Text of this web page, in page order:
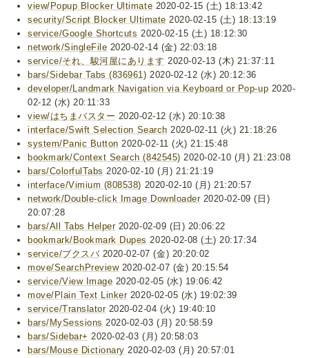
view/Popup Blocker Ultimate 2020-02-15 (土) 18:13:42
security/Script Blocker Ultimate 2020-02-15 (土) 18:13:19
service/Google Shortcuts 2020-02-15 (土) 18:12:30
network/SingleFile 2020-02-14 (金) 22:03:18
service/それ、駿河屋にあります 2020-02-13 (木) 21:37:11
bars/Sidebar Tabs (836961) 2020-02-12 (水) 20:12:36
developer/Landmark Navigation via Keyboard or Pop-up 2020-
02-12 (水) 20:11:33
view/はちまバスター 2020-02-12 (水) 20:10:38
interface/Swift Selection Search 2020-02-11 (火) 21:18:26
system/Panic Button 2020-02-11 (火) 21:15:48
bookmark/Context Search (842545) 2020-02-10 (月) 21:23:08
bars/ColorfulTabs 2020-02-10 (月) 21:21:19
interface/Vimium (808538) 2020-02-10 (月) 21:20:57
network/Double-click Image Downloader2020-02-09 (日)
20:07:28
bars/All Tabs Helper2020-02-09 (日) 20:06:22
bookmark/Bookmark Dupes 2020-02-08 (土) 20:17:34
service/ブクスバ2020-02-07 (金) 20:20:02
move/SearchPreview2020-02-07 (金) 20:15:54
service/View Image 2020-02-05 (水) 19:06:42
move/Plain Text Linker2020-02-05 (水) 19:02:39
service/Translator2020-02-04 (火) 19:40:10
bars/MySessions 2020-02-03 (月) 20:58:59
bars/Sidebar+ 2020-02-03 (月) 20:58:03
bars/Mouse Dictionary 2020-02-03 (月) 20:57:01